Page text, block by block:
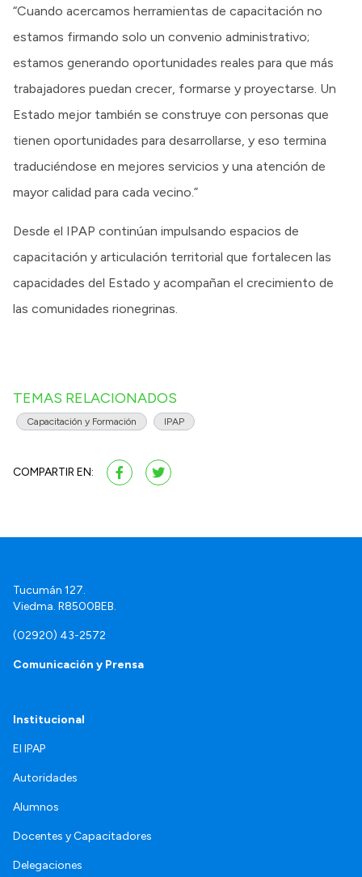
“Cuando acercamos herramientas de capacitación no
estamos firmando solo un convenio administrativo;
estamos generando oportunidades reales para que más
trabajadores puedan crecer, formarse y proyectarse. Un
Estado mejor también se construye con personas que
tienen oportunidades para desarrollarse, y eso termina
traduciéndose en mejores servicios y una atención de
mayor calidad para cada vecino.”
Desde el IPAP continúan impulsando espacios de
capacitación y articulación territorial que fortalecen las
capacidades del Estado y acompañan el crecimiento de
las comunidades rionegrinas.
TEMAS RELACIONADOS
Capacitación y Formación IPAP
COMPARTIR EN:
Tucumán 127.
Viedma. R8500BEB.
(02920) 43-2572
Comunicación y Prensa
Institucional
El IPAP
Autoridades
Alumnos
Docentes y Capacitadores
Delegaciones